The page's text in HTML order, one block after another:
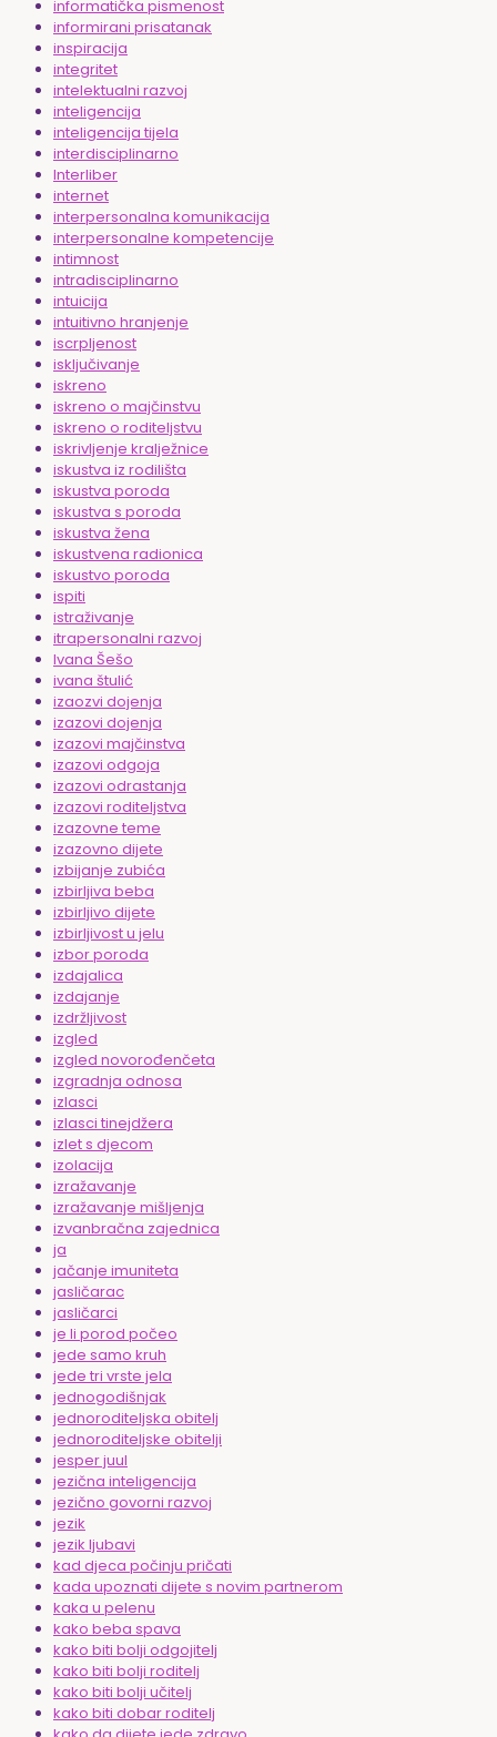
informatička pismenost
informirani prisatanak
inspiracija
integritet
intelektualni razvoj
inteligencija
inteligencija tijela
interdisciplinarno
Interliber
internet
interpersonalna komunikacija
interpersonalne kompetencije
intimnost
intradisciplinarno
intuicija
intuitivno hranjenje
iscrpljenost
isključivanje
iskreno
iskreno o majčinstvu
iskreno o roditeljstvu
iskrivljenje kralježnice
iskustva iz rodilišta
iskustva poroda
iskustva s poroda
iskustva žena
iskustvena radionica
iskustvo poroda
ispiti
istraživanje
itrapersonalni razvoj
Ivana Šešo
ivana štulić
izaozvi dojenja
izazovi dojenja
izazovi majčinstva
izazovi odgoja
izazovi odrastanja
izazovi roditeljstva
izazovne teme
izazovno dijete
izbijanje zubića
izbirljiva beba
izbirljivo dijete
izbirljivost u jelu
izbor poroda
izdajalica
izdajanje
izdržljivost
izgled
izgled novorođenčeta
izgradnja odnosa
izlasci
izlasci tinejdžera
izlet s djecom
izolacija
izražavanje
izražavanje mišljenja
izvanbračna zajednica
ja
jačanje imuniteta
jasličarac
jasličarci
je li porod počeo
jede samo kruh
jede tri vrste jela
jednogodišnjak
jednoroditeljska obitelj
jednoroditeljske obitelji
jesper juul
jezična inteligencija
jezično govorni razvoj
jezik
jezik ljubavi
kad djeca počinju pričati
kada upoznati dijete s novim partnerom
kaka u pelenu
kako beba spava
kako biti bolji odgojitelj
kako biti bolji roditelj
kako biti bolji učitelj
kako biti dobar roditelj